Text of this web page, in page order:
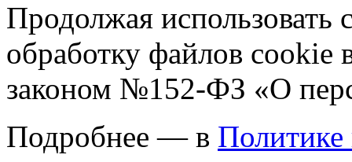
Продолжая использовать
обработку файлов cookie
законом №152-ФЗ «О
Подробнее — в Политике